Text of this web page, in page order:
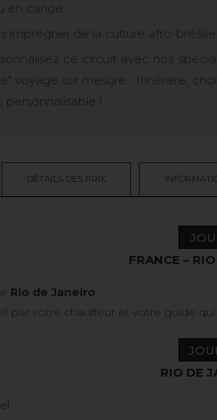
en canoë.
imprégner de la culture afro-
ce circuit avec nos
voyage sur mesure : Itinéraire,
personnalisable !
DÉTAILS DES PRIX
FRANCE –
Rio de Janeiro.
par votre chauffeur et votre guide
RIO DE